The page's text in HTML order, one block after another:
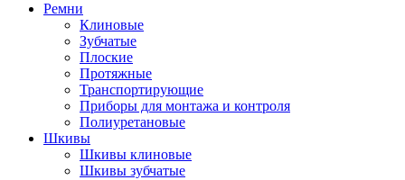
Ремни
Клиновые
Зубчатые
Плоские
Протяжные
Транспортирующие
Приборы для монтажа и контроля
Полиуретановые
Шкивы
Шкивы клиновые
Шкивы зубчатые